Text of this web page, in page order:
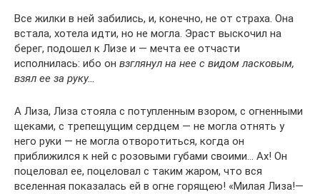
Все жилки в ней забились, и, конечно, не от страха. Она
встала, хотела идти, но не могла. Эраст выскочил на
берег, подошел к Лизе и — мечта ее отчасти
исполнилась: ибо он взглянул на нее с видом ласковым,
взял ее за руку…
А Лиза, Лиза стояла с потупленным взором, с огненными
щеками, с трепещущим сердцем — не могла отнять у
него руки — не могла отворотиться, когда он
приближился к ней с розовыми губами своими… Ах! Он
поцеловал ее, поцеловал с таким жаром, что вся
вселенная показалась ей в огне горящею! «Милая Лиза!—